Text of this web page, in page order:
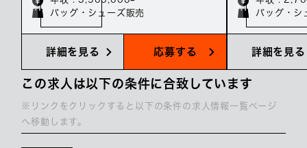
バッグ・シューズ販売
詳細を見る 応募する
バッグ・シ
詳細を見る
この求人は以下の条件に合致しています
※リンクをクリックすると以下の条件の求人情報一覧ページ
へ移動します。